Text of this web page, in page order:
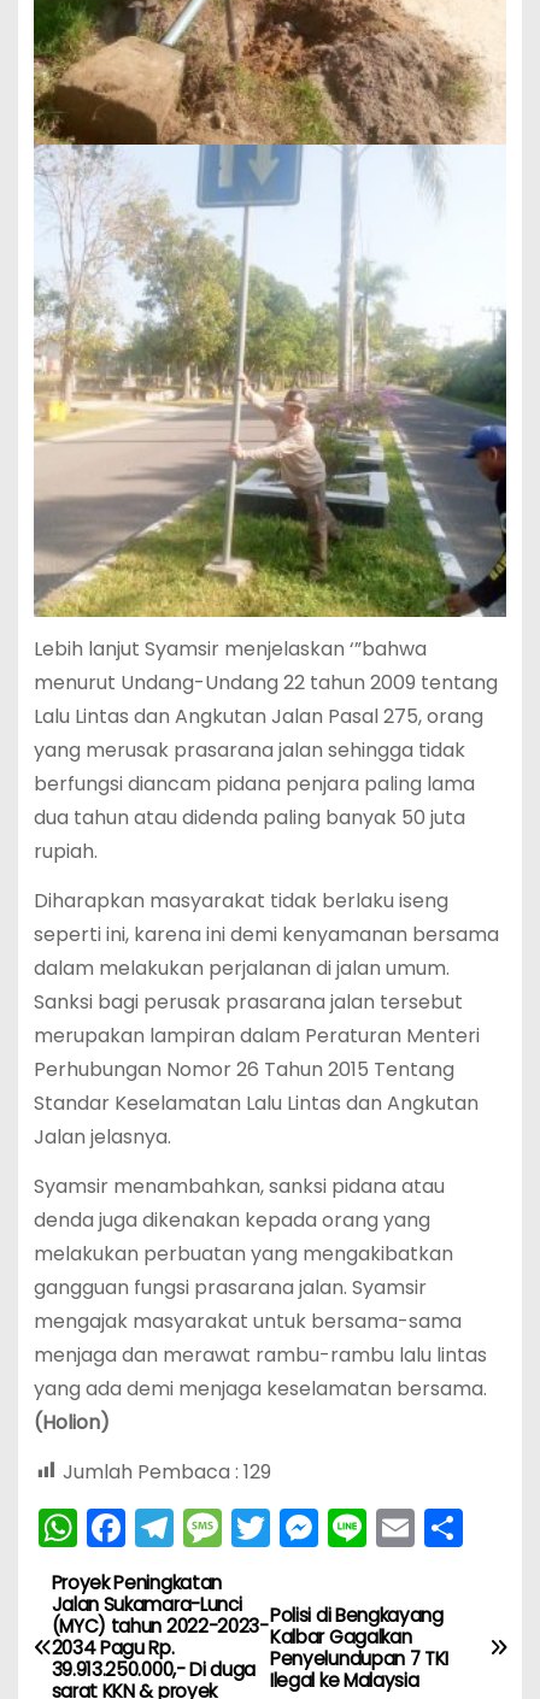
Lebih lanjut Syamsir menjelaskan ‘”bahwa
menurut Undang-Undang 22 tahun 2009 tentang
Lalu Lintas dan Angkutan Jalan Pasal 275, orang
yang merusak prasarana jalan sehingga tidak
berfungsi diancam pidana penjara paling lama
dua tahun atau didenda paling banyak 50 juta
rupiah.
Diharapkan masyarakat tidak berlaku iseng
seperti ini, karena ini demi kenyamanan bersama
dalam melakukan perjalanan di jalan umum.
Sanksi bagi perusak prasarana jalan tersebut
merupakan lampiran dalam Peraturan Menteri
Perhubungan Nomor 26 Tahun 2015 Tentang
Standar Keselamatan Lalu Lintas dan Angkutan
Jalan jelasnya.
Syamsir menambahkan, sanksi pidana atau
denda juga dikenakan kepada orang yang
melakukan perbuatan yang mengakibatkan
gangguan fungsi prasarana jalan. Syamsir
mengajak masyarakat untuk bersama-sama
menjaga dan merawat rambu-rambu lalu lintas
yang ada demi menjaga keselamatan bersama.
(Holion)
Jumlah Pembaca : 129
W
h
a
ts
A
F
a
c
e
b
T
el
e
gr
a
M
e
s
s
a
T
w
itt
er
M
e
s
s
e
Li
n
e
E
m
ai
l
S
N
a
Polisi di Bengkayang
Kalbar Gagalkan
Penyelundupan 7 TKI
Ilegal ke Malaysia
Proyek Peningkatan
Jalan Sukamara-Lunci
(MYC) tahun 2022-2023-
2034 Pagu Rp.
39.913.250.000,- Di duga
sarat KKN & proyek